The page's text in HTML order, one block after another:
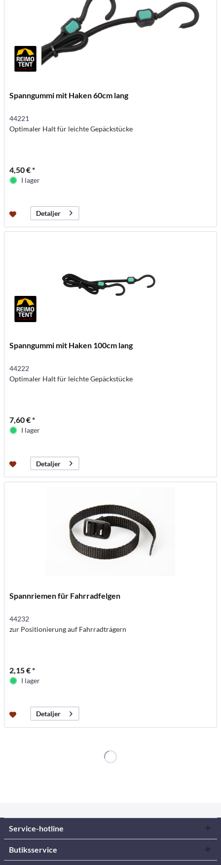
Spanngummi mit Haken 60cm lang
44221
Optimaler Halt für leichte Gepäckstücke
4,50 € *
I lager
Detaljer
Spanngummi mit Haken 100cm lang
44222
Optimaler Halt für leichte Gepäckstücke
7,60 € *
I lager
Detaljer
Spannriemen für Fahrradfelgen
44232
zur Positionierung auf Fahrradträgern
2,15 € *
I lager
Detaljer
Service-hotline
Butiksservice